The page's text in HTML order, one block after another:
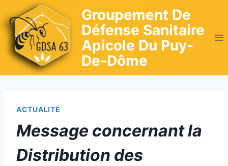
to
content
Groupement De
Défense Sanitaire
Apicole Du Puy-
De-Dôme
ACTUALITÉ
Message concernant la
Distribution des